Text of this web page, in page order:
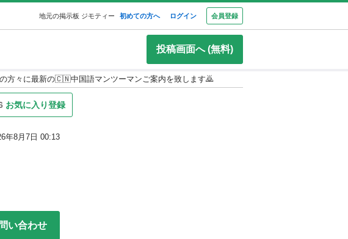
地元の掲示板 ジモティー 初めての方へ ログイン 会員登録
投稿画面へ (無料)
方々に最新の🇨🇳中国語マンツーマンご案内を致します🙇
お気に入り登録
年8月7日 00:13
い合わせ